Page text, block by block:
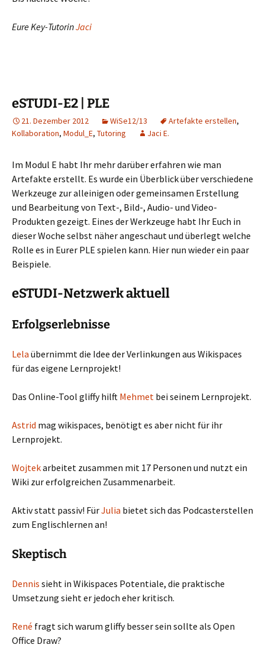
Eure Key-TutorinJaci
eSTUDI-E2 | PLE
21. Dezember 2012 WiSe12/13 Artefakte erstellen,
Kollaboration, Modul_E, Tutoring Jaci E.
Im Modul E habt Ihr mehr darüber erfahren wie man
Artefakte erstellt. Es wurde ein Überblick über verschiedene
Werkzeuge zur alleinigen oder gemeinsamen Erstellung
und Bearbeitung von Text-, Bild-, Audio- und Video-
Produkten gezeigt. Eines der Werkzeuge habt Ihr Euch in
dieser Woche selbst näher angeschaut und überlegt welche
Rolle es in Eurer PLE spielen kann. Hier nun wieder ein paar
Beispiele.
eSTUDI-Netzwerk aktuell
Erfolgserlebnisse
Lela übernimmt die Idee der Verlinkungen aus Wikispaces
für das eigene Lernprojekt!
Das Online-Tool gliffy hilft Mehmet bei seinem Lernprojekt.
Astrid mag wikispaces, benötigt es aber nicht für ihr
Lernprojekt.
Wojtekarbeitet zusammen mit 17 Personen und nutzt ein
Wiki zur erfolgreichen Zusammenarbeit.
Aktiv statt passiv! FürJulia bietet sich das Podcasterstellen
zum Englischlernen an!
Skeptisch
Dennis sieht in Wikispaces Potentiale, die praktische
Umsetzung sieht er jedoch eher kritisch.
René fragt sich warum gliffy besser sein sollte als Open
Office Draw?